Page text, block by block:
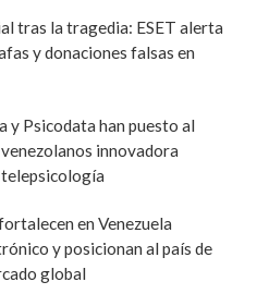
tras la tragedia: ESET alerta
y donaciones falsas en
y Psicodata han puesto al
innovadora
en Venezuela
y posicionan al país de
global